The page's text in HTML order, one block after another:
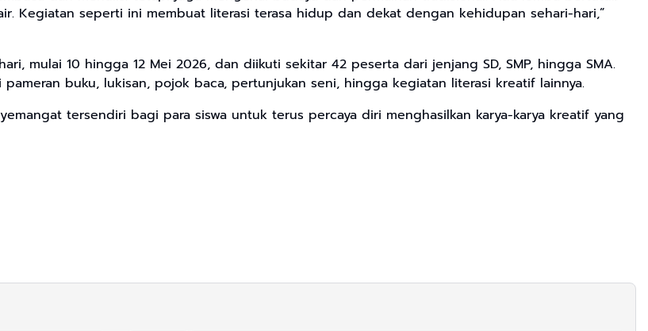
Kegiatan seperti ini membuat literasi terasa hidup dan dekat dengan kehidupan sehari-hari,”
mulai 10 hingga 12 Mei 2026, dan diikuti sekitar 42 peserta dari jenjang SD, SMP, hingga SMA.
buku, lukisan, pojok baca, pertunjukan seni, hingga kegiatan literasi kreatif lainnya.
tersendiri bagi para siswa untuk terus percaya diri menghasilkan karya-karya kreatif yang